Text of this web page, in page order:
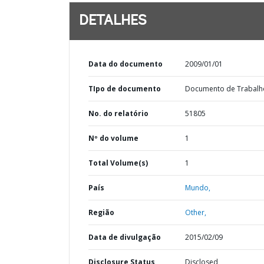
DETALHES
Data do documento 2009/01/01
TIpo de documento Documento de
No. do relatório 51805
Nº do volume 1
Total Volume(s) 1
País Mundo,
Região Other,
Data de divulgação 2015/02/09
Disclosure Status Disclosed